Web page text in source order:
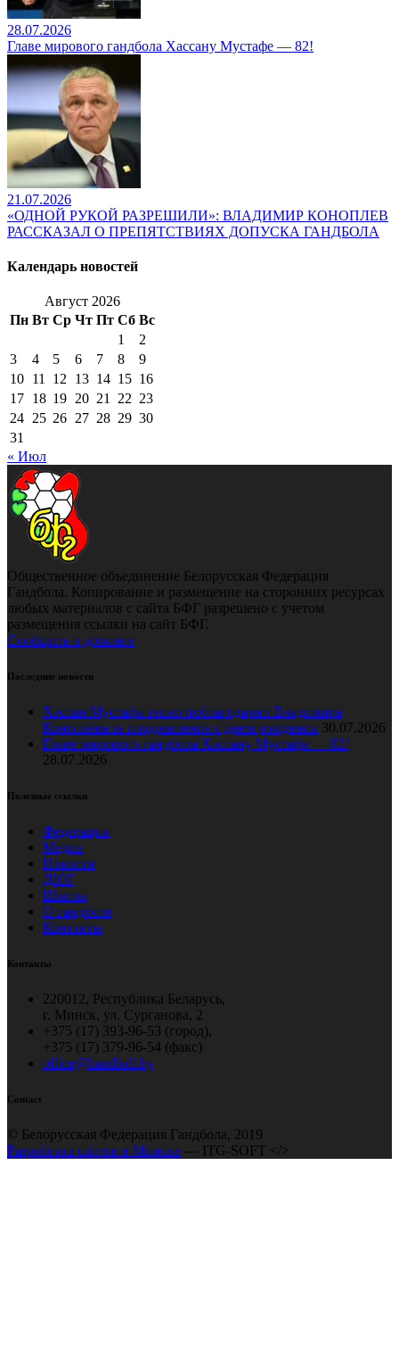
28.07.2026
Главе мирового гандбола Хассану Мустафе — 82!
21.07.2026
«ОДНОЙ РУКОЙ РАЗРЕШИЛИ»: ВЛАДИМИР КОНОПЛЕВ
РАССКАЗАЛ О ПРЕПЯТСТВИЯХ ДОПУСКА ГАНДБОЛА
Календарь новостей
Август 2026
Пн Вт Ср Чт Пт Сб Вс
1
2
3
4 5 6 7 8
9
10 11 12 13 14 15 16
17 18 19 20 21 22 23
24 25 26 27 28 29 30
31
« Июл
Общественное объединение Белорусская Федерация
Гандбола. Копирование и размещение на сторонних ресурсах
любых материалов с сайта БФГ разрешено с учетом
размещения ссылки на сайт БФГ.
Сообщить о допинге
Последние новости
Хассан Мустафа тепло поблагодарил Владимира
Коноплёва за поздравление с днем рождения 30.07.2026
Главе мирового гандбола Хассану Мустафе — 82!
28.07.2026
Полезные ссылки
Федерация
Медиа
Новости
ДЮГ
Школы
О гандболе
Контакты
Контакты
220012, Республика Беларусь,
г. Минск, ул. Сурганова, 2
+375 (17) 393-96-53 (город),
+375 (17) 379-96-54 (факс)
office@handball.by
Contact
© Белорусская Федерация Гандбола, 2019
Разработка сайтов в Минске — ITG-SOFT </>